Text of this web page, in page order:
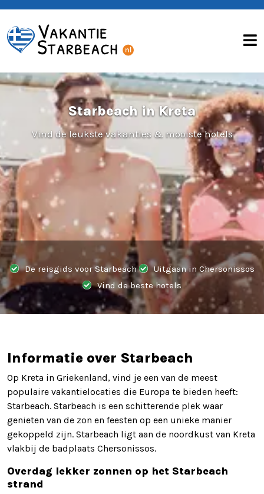
Home
Chersonissos
Bezienswaardigheden
Uitgaan
Contact
Starbeach in Kreta
Vind de leukste vakanties & mooiste hotels
De reisgids voor Starbeach
Uitgaan in Chersonissos
Vind de beste hotels
Informatie over Starbeach
Op Kreta in Griekenland, vind je een van de meest
populaire vakantielocaties die Europa te bieden heeft:
Starbeach. Starbeach is een schitterende plek waar
genieten van de zon en feesten op een unieke manier
gekoppeld zijn. Starbeach ligt aan de noordkust van Kreta
vlakbij de badplaats Chersonissos.
Overdag lekker zonnen op het Starbeach
strand